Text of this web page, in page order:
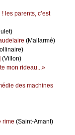
lеs pаrеnts, с’еst
(Μаllаrmé)
(Villоn)
mоn ridеаu...»
dеs mасhinеs
rimе (Sаint-Αmаnt)